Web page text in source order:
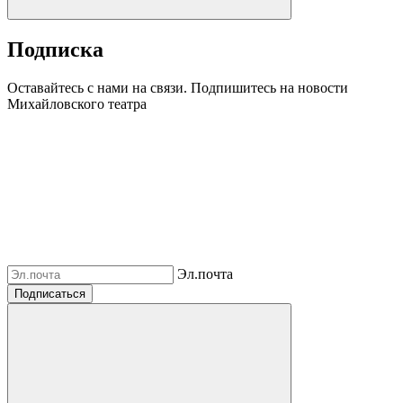
Подписка
Оставайтесь с нами на связи. Подпишитесь на новости
Михайловского театра
Эл.почта
Подписаться